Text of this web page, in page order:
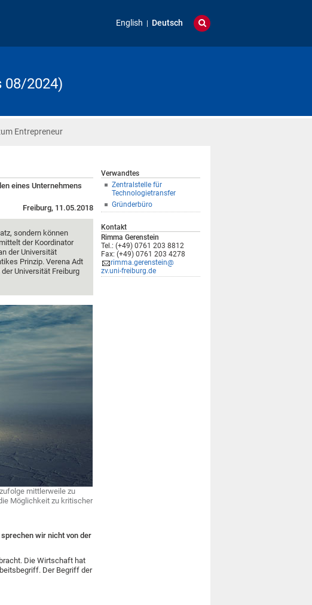
English Deutsch
08/2024)
Entrepreneur
eines Unternehmens
Freiburg, 11.05.2018
sondern können
der Koordinator
der Universität
Prinzip. Verena Adt
der Universität Freiburg
mittlerweile zu
Möglichkeit zu kritischer
wir nicht von der
Die Wirtschaft hat
Der Begriff der
Verwandtes
Zentralstelle für
Technologietransfer
Gründerbüro
Kontakt
Rimma Gerenstein
Tel.: (+49) 0761 203 8812
Fax: (+49) 0761 203 4278
rimma.gerenstein@
zv.uni-freiburg.de